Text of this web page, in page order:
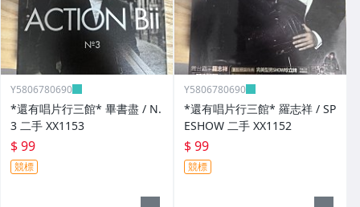
Y5806780690
*還有唱片行三館* 畢書盡 / N.
3 二手 XX1153
$ 99
競標
Y5806780690
*還有唱片行三館* 羅志祥 / SP
ESHOW 二手 XX1152
$ 99
競標